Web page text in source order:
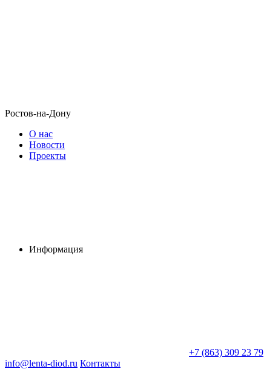
Ростов-на-Дону
О нас
Новости
Проекты
Информация
+7 (863) 309 23 79
info@lenta-diod.ru Контакты